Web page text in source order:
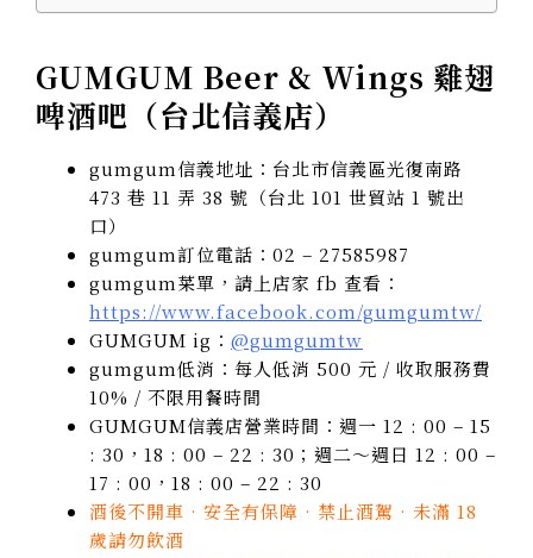
GUMGUM Beer & Wings 雞翅
啤酒吧（台北信義店）
gumgum信義地址：台北市信義區光復南路
473 巷 11 弄 38 號（台北 101 世貿站 1 號出
口）
gumgum訂位電話：02 – 27585987
gumgum菜單，請上店家 fb 查看：
https://www.facebook.com/gumgumtw/
GUMGUM ig： @gumgumtw
gumgum低消：每人低消 500 元 / 收取服務費
10% / 不限用餐時間
GUMGUM信義店營業時間：週一 12 : 00 – 15
: 30，18 : 00 – 22 : 30；週二～週日 12 : 00 –
17 : 00，18 : 00 – 22 : 30
酒後不開車 · 安全有保障 · 禁止酒駕 · 未滿 18
歲請勿飲酒